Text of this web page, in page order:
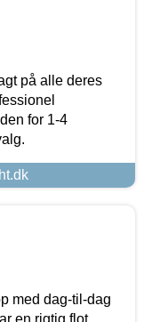
på alle deres
for 1-4
med dag-til-dag
en rigtig flot